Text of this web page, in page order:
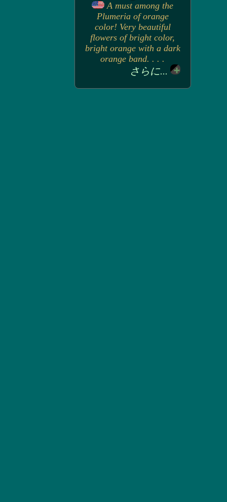
A must among the
Plumeria of orange
color! Very beautiful
flowers of bright color,
bright orange with a dark
orange band. . . .
さらに...